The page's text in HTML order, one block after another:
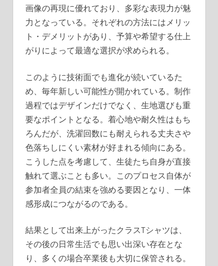
画像の再現に優れており、多彩な表現力が魅
力となっている。それぞれの方法にはメリッ
ト・デメリットがあり、予算や希望する仕上
がりによって最適な選択が求められる。
このように技術面でも進化が続いているた
め、毎年新しい可能性が開かれている。制作
過程ではデザインだけでなく、生地選びも重
要なポイントとなる。着心地や耐久性はもち
ろんだが、洗濯回数にも耐えられる丈夫さや
色落ちしにくい素材が好まれる傾向にある。
こうした点を考慮して、生徒たち自身が直接
触れて選ぶことも多い。このプロセス自体が
参加者全員の結束を強める要因となり、一体
感形成につながるのである。
結果として出来上がったクラスTシャツは、
その後の日常生活でも思い出深い存在とな
り、多くの場合卒業後も大切に保管される。